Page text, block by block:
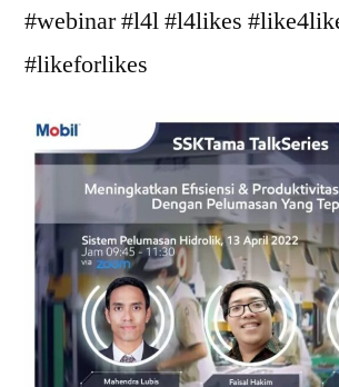
#webinar #l4l #l4likes
#likeforlikes